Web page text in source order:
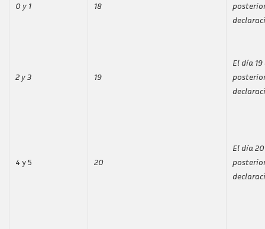
0 y 1
2 y 3
4 y 5
18
19
20
El día
El día